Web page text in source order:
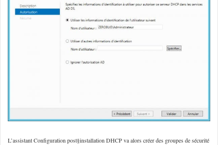
L’assistant Configuration post§installation DHCP va alors créer des groupes de sécurité